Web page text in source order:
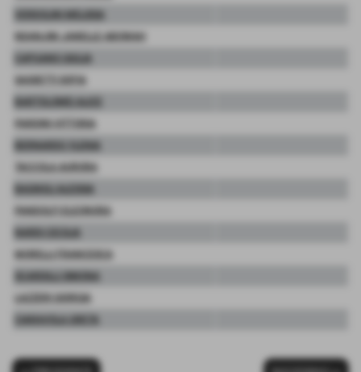
VERDOLINI MELISSA
NDANJIM JANELLE ABOWAH
CAPUANO GIULIA
SASSETTI SOFIA
BARTOLOMEI ALICE
PARDINI VITTORIA
BERNARDO YLENIA
TACCOLA AURORA
BAGNOLI ALESSIA
PANDOLFI ELEONORA
NARDI CECILIA
MORELLI FRANCESCA
SCARDILLI SIMONA
LAZZERI GIORGIA
CIARAVOLA GRETA